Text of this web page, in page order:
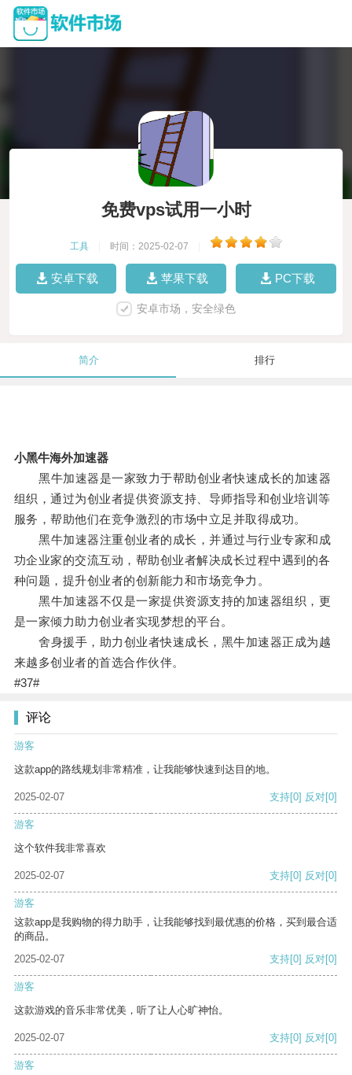
免费vps试用一小时
工具 时间：2025-02-07
安卓下载 苹果下载 PC下载
安卓市场，安全绿色
简介 排行
小黑牛海外加速器
黑牛加速器是一家致力于帮助创业者快速成长的加速器
组织，通过为创业者提供资源支持、导师指导和创业培训等
服务，帮助他们在竞争激烈的市场中立足并取得成功。
黑牛加速器注重创业者的成长，并通过与行业专家和成
功企业家的交流互动，帮助创业者解决成长过程中遇到的各
种问题，提升创业者的创新能力和市场竞争力。
黑牛加速器不仅是一家提供资源支持的加速器组织，更
是一家倾力助力创业者实现梦想的平台。
舍身援手，助力创业者快速成长，黑牛加速器正成为越
来越多创业者的首选合作伙伴。
#37#
评论
游客
这款app的路线规划非常精准，让我能够快速到达目的地。
2025-02-07 支持[0] 反对[0]
游客
这个软件我非常喜欢
2025-02-07 支持[0] 反对[0]
游客
这款app是我购物的得力助手，让我能够找到最优惠的价格，买到最合适
的商品。
2025-02-07
支持[0] 反对[0]
游客
这款游戏的音乐非常优美，听了让人心旷神怡。
2025-02-07 支持[0] 反对[0]
游客